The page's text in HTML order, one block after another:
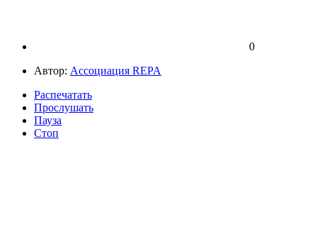
0
Автор: Ассоциация REPA
Распечатать
Прослушать
Пауза
Стоп